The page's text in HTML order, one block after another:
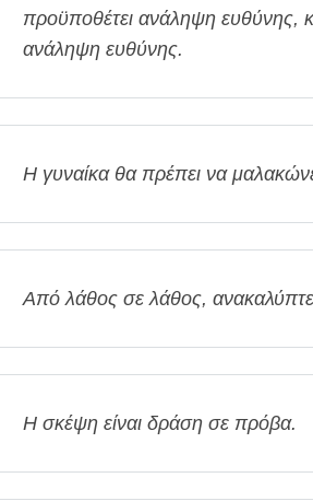
προϋποθέτει ανάληψη ευθύνης,
ανάληψη ευθύνης.
Η γυναίκα θα πρέπει να
Από λάθος σε λάθος,
Η σκέψη είναι δράση σε πρόβα.